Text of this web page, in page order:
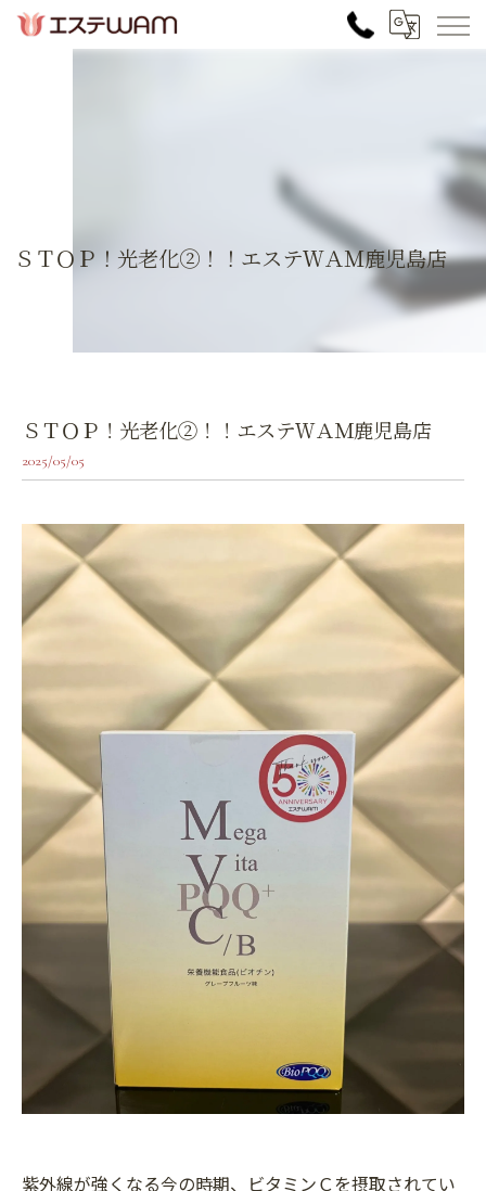
ＳＴＯＰ！光老化②！！エステＷＡＭ鹿児島店
ＳＴＯＰ！光老化②！！エステＷＡＭ鹿児島店
2025/05/05
紫外線が強くなる今の時期、ビタミンＣを摂取されてい